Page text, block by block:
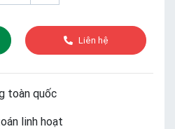
Liên hệ
toàn quốc
linh hoạt